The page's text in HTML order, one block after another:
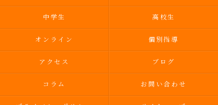
中学生 高校生
オンライン 個別指導
アクセス ブログ
コラム お問い合わせ